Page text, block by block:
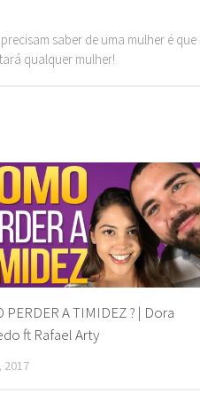
saber de uma mulher é
qualquer mulher!
PERDER A TIMIDEZ ? | Dora
ft Rafael Arty
2017